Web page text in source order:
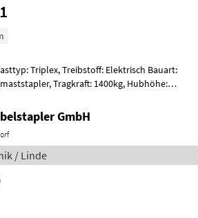
Triplex, Treibstoff: Elektrisch Bauart:
1400kg, Hubhöhe:
GmbH
/ Linde